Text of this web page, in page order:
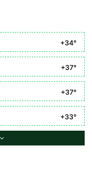
+34°
+37°
+37°
+33°